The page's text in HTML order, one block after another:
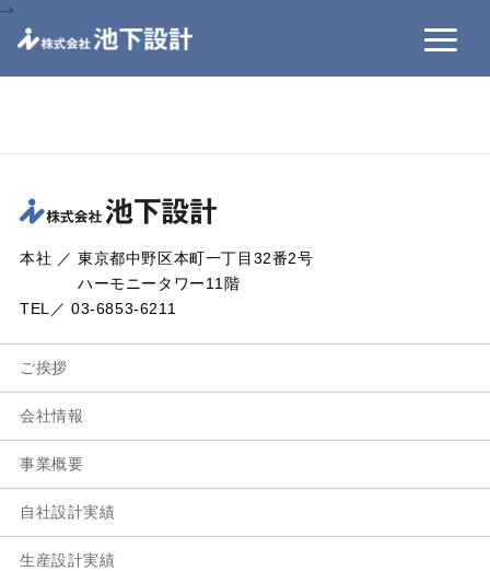
-->
本社 ／ 東京都中野区本町一丁目32番2号
ハーモニータワー11階
TEL／ 03-6853-6211
ご挨拶
会社情報
事業概要
自社設計実績
生産設計実績